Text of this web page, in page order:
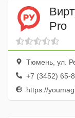
Pro
Тюмень, ул.
+7 (3452) 65-
https://